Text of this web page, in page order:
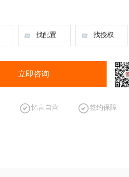
找配置 找授权
立即咨询
忆言自营 签约保障